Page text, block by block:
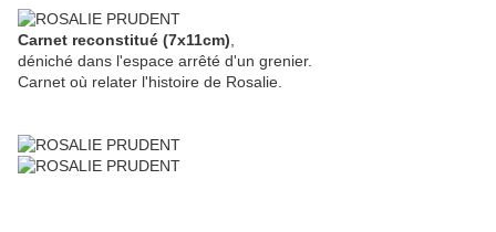
Carnet reconstitué (7x11cm)
déniché dans l'espace arrêté d'un grenier.
Carnet où relater l'histoire de Rosalie.